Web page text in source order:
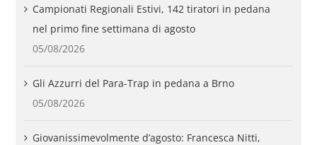
Campionati Regionali Estivi, 142 tiratori in pedana
nel primo fine settimana di agosto
05/08/2026
Gli Azzurri del Para-Trap in pedana a Brno
05/08/2026
Giovanissimevolmente d’agosto: Francesca Nitti,